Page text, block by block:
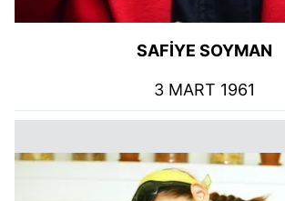
SAFİYE SOYMAN
3 MART 1961